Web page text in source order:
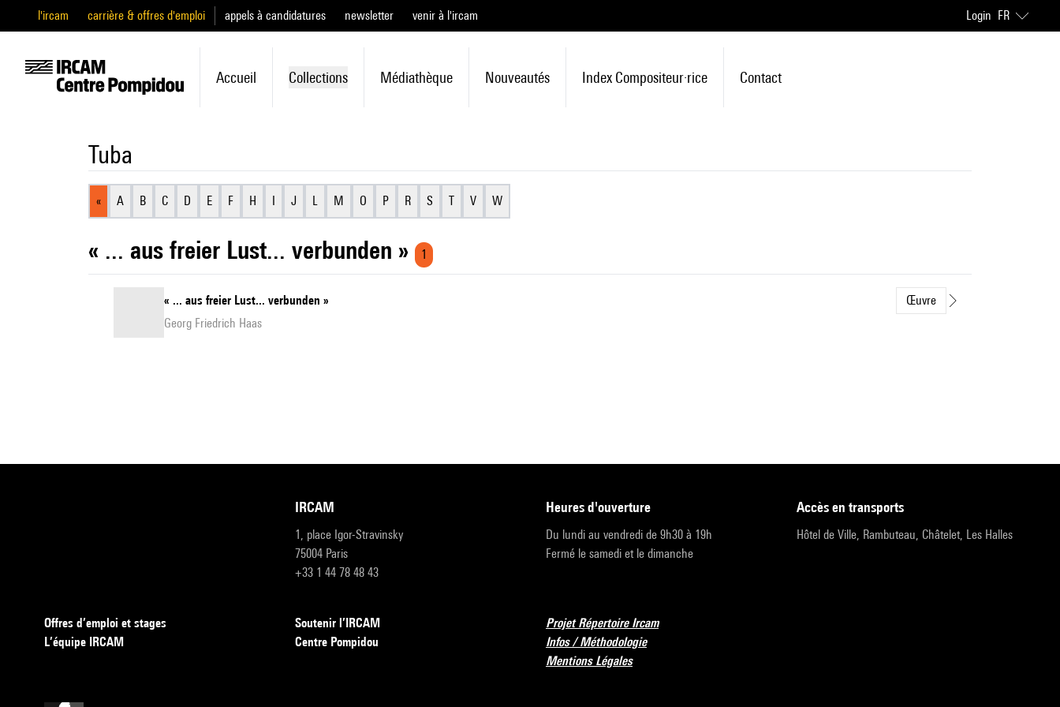
l'ircam carrière & offres d'emploi appels à candidatures newsletter venir à l'ircam Login FR
Accueil Collections Médiathèque Nouveautés Index Compositeur·rice Contact
Tuba
« A B C D E F H I J L M O P R S T V W
« ... aus freier Lust... verbunden » 1
« ... aus freier Lust... verbunden »
Œuvre
Georg Friedrich Haas
IRCAM
1, place Igor-Stravinsky
75004 Paris
+33 1 44 78 48 43
heures d'ouverture
Du lundi au vendredi de 9h30 à 19h
Fermé le samedi et le dimanche
accès en transports
Hôtel de Ville, Rambuteau, Châtelet, Les Halles
Offres d’emploi et stages
L’équipe IRCAM
Soutenir l’IRCAM
Centre Pompidou
Projet Répertoire Ircam
Infos / Méthodologie
Mentions Légales